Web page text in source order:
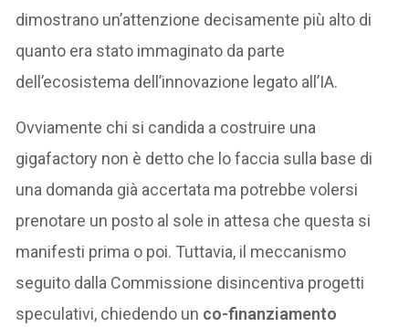
dimostrano un’attenzione decisamente più alto di
quanto era stato immaginato da parte
dell’ecosistema dell’innovazione legato all’IA.
Ovviamente chi si candida a costruire una
gigafactory non è detto che lo faccia sulla base di
una domanda già accertata ma potrebbe volersi
prenotare un posto al sole in attesa che questa si
manifesti prima o poi. Tuttavia, il meccanismo
seguito dalla Commissione disincentiva progetti
speculativi, chiedendo un co-finanziamento